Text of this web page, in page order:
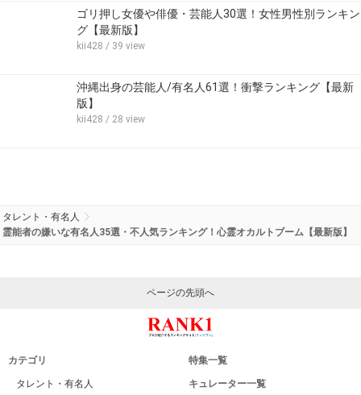
ゴリ押し女優や俳優・芸能人30選！女性男性別ランキン
グ【最新版】
kii428 / 39 view
沖縄出身の芸能人/有名人61選！衝撃ランキング【最新
版】
kii428 / 28 view
タレント・有名人
霊能者の嫌いな有名人35選・不人気ランキング！心霊オカルトブーム【最新版】
ページの先頭へ
カテゴリ
タレント・有名人
特集一覧
キュレーター一覧